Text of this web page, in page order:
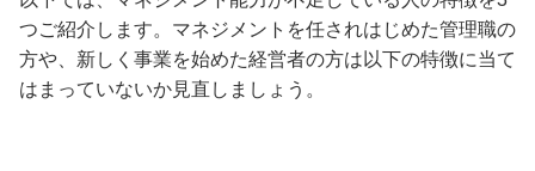
つご紹介します。マネジメントを任されはじめた管理職の
方や、新しく事業を始めた経営者の方は以下の特徴に当て
はまっていないか見直しましょう。